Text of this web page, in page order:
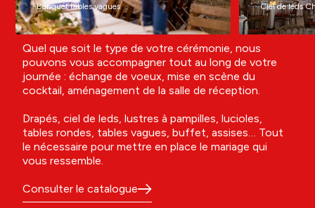
Banquet tables vagues Ciel de leds
Quel que soit le type de votre cérémonie, nous
pouvons vous accompagner tout au long de votre
journée : échange de voeux, mise en scène du
cocktail, aménagement de la salle de réception.
Drapés, ciel de leds, lustres à pampilles, lucioles,
tables rondes, tables vagues, buffet, assises… Tout
le nécessaire pour mettre en place le mariage qui
vous ressemble.
Consulter le catalogue